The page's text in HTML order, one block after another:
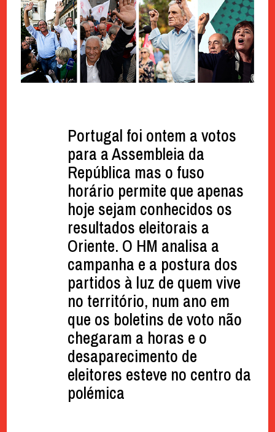
Portugal foi ontem a votos
para a Assembleia da
República mas o fuso
horário permite que apenas
hoje sejam conhecidos os
resultados eleitorais a
Oriente. O HM analisa a
campanha e a postura dos
partidos à luz de quem vive
no território, num ano em
que os boletins de voto não
chegaram a horas e o
desaparecimento de
eleitores esteve no centro da
polémica